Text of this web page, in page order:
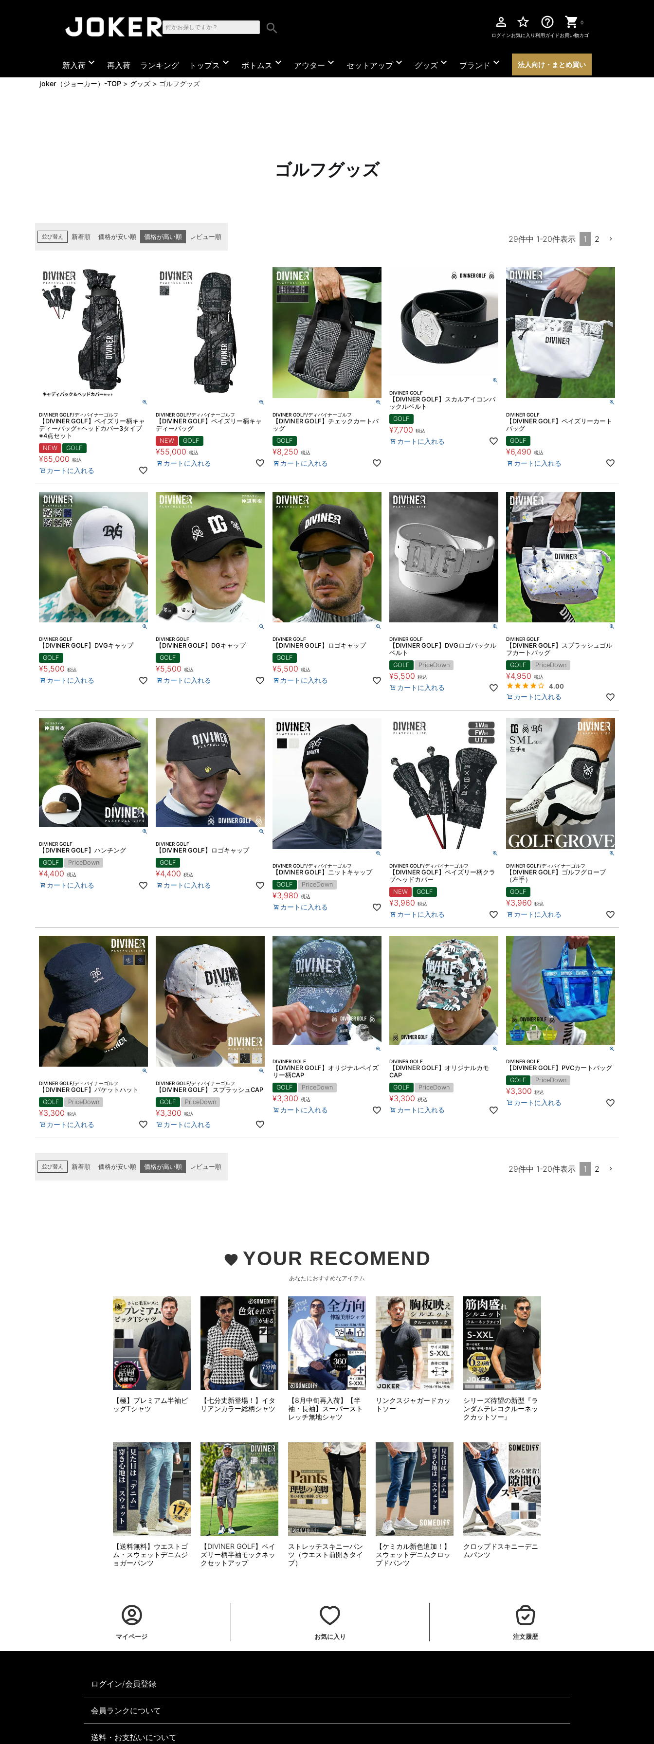
search perm_identity
ログイン
star_border
お気に入り
help_outline
利用ガイド
0
お買い物カゴ
新入荷 expand_more 再入荷 ランキング トップス expand_more ボトムス expand_more アウター expand_more セットアップexpand_more グッズ expand_more ブランド expand_more 法人向け・まとめ買い
joker（ジョーカー）-TOP グッズ ゴルフグッズ
ゴルフグッズ
並び替え 新着順 価格が安い順 価格が高い順 レビュー順 29件中 1-20件表示 1 2
DIVINER GOLF/ディバイナーゴルフ
【DIVINER GOLF】ペイズリー柄キャ
ディーバッグ+ヘッドカバー3タイプ
※4点セット
NEW
GOLF
¥65,000 税込
カートに入れる
DIVINER GOLF/ディバイナーゴルフ
【DIVINER GOLF】ペイズリー柄キャ
ディーバッグ
NEW
GOLF
¥55,000 税込
カートに入れる
DIVINER GOLF/ディバイナーゴルフ
【DIVINER GOLF】チェックカートバ
ッグ
GOLF
¥8,250 税込
カートに入れる
DIVINER GOLF
【DIVINER GOLF】スカルアイコンバ
ックルベルト
GOLF
¥7,700 税込
カートに入れる
DIVINER GOLF
【DIVINER GOLF】ペイズリーカート
バッグ
GOLF
¥6,490 税込
カートに入れる
DIVINER GOLF
【DIVINER GOLF】DVGキャップ
GOLF
¥5,500 税込
カートに入れる
DIVINER GOLF
【DIVINER GOLF】DGキャップ
GOLF
¥5,500 税込
カートに入れる
DIVINER GOLF
【DIVINER GOLF】ロゴキャップ
GOLF
¥5,500 税込
カートに入れる
DIVINER GOLF
【DIVINER GOLF】DVGロゴバックル
ベルト
GOLF
PriceDown
¥5,500 税込
カートに入れる
DIVINER GOLF
【DIVINER GOLF】スプラッシュゴル
フカートバッグ
GOLF
PriceDown
¥4,950 税込
4.00
カートに入れる
DIVINER GOLF
【DIVINER GOLF】ハンチング
GOLF
PriceDown
¥4,400 税込
カートに入れる
DIVINER GOLF
【DIVINER GOLF】ロゴキャップ
GOLF
¥4,400 税込
カートに入れる
DIVINER GOLF/ディバイナーゴルフ
【DIVINER GOLF】ニットキャップ
GOLF
PriceDown
¥3,980 税込
カートに入れる
DIVINER GOLF/ディバイナーゴルフ
【DIVINER GOLF】ペイズリー柄クラ
ブヘッドカバー
NEW
GOLF
¥3,960 税込
カートに入れる
DIVINER GOLF/ディバイナーゴルフ
【DIVINER GOLF】ゴルフグローブ
（左手）
GOLF
¥3,960 税込
カートに入れる
DIVINER GOLF/ディバイナーゴルフ
【DIVINER GOLF】バケットハット
GOLF
PriceDown
¥3,300 税込
カートに入れる
DIVINER GOLF/ディバイナーゴルフ
【DIVINER GOLF】 スプラッシュCAP
GOLF
PriceDown
¥3,300 税込
カートに入れる
DIVINER GOLF
【DIVINER GOLF】オリジナルペイズ
リー柄CAP
GOLF
PriceDown
¥3,300 税込
カートに入れる
DIVINER GOLF
【DIVINER GOLF】オリジナルカモ
CAP
GOLF
PriceDown
¥3,300 税込
カートに入れる
DIVINER GOLF
【DIVINER GOLF】PVCカートバッグ
GOLF
PriceDown
¥3,300 税込
カートに入れる
並び替え 新着順 価格が安い順 価格が高い順 レビュー順 29件中 1-20件表示 1 2
favorite YOUR RECOMEND
あなたにおすすめなアイテム
【極】プレミアム半袖ビ
ッグTシャツ
【七分丈新登場！】イタ
リアンカラー総柄シャツ
【8月中旬再入荷】【半
袖・長袖】スーパースト
レッチ無地シャツ
リンクスジャガードカッ
トソー
シリーズ待望の新型『ラ
ンダムテレコクルーネッ
クカットソー』
【送料無料】ウエストゴ
ム・スウェットデニムジ
ョガーパンツ
【DIVINER GOLF】ペイ
ズリー柄半袖モックネッ
クセットアップ
ストレッチスキニーパン
ツ（ウエスト前開きタイ
プ）
【ケミカル新色追加！】
スウェットデニムクロッ
プドパンツ
クロップドスキニーデニ
ムパンツ
マイページ お気に入り 注文履歴
ログイン/会員登録
会員ランクについて
送料・お支払いについて